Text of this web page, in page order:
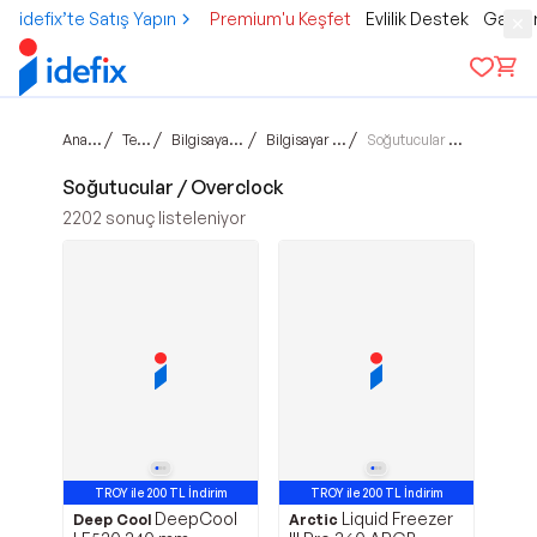
idefix’te Satış Yapın Premium'u Keşfet Evlilik Destek
Ana sayfa / Teknoloji / Bilgisayar ve Tablet / Bilgisayar Bileşenleri / Soğutucular / Overclock
Soğutucular / Overclock
2202 sonuç listeleniyor
TROY ile 200 TL İndirim
Deep Cool DeepCool
TROY ile 200 TL İndirim
Arctic Liquid Freezer